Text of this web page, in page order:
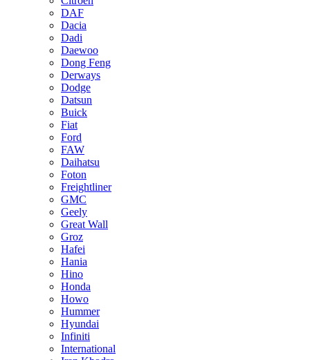
DAF
Dacia
Dadi
Daewoo
Dong Feng
Derways
Dodge
Datsun
Buick
Fiat
Ford
FAW
Daihatsu
Foton
Freightliner
GMC
Geely
Great Wall
Groz
Hafei
Hania
Hino
Honda
Howo
Hummer
Hyundai
Infiniti
International